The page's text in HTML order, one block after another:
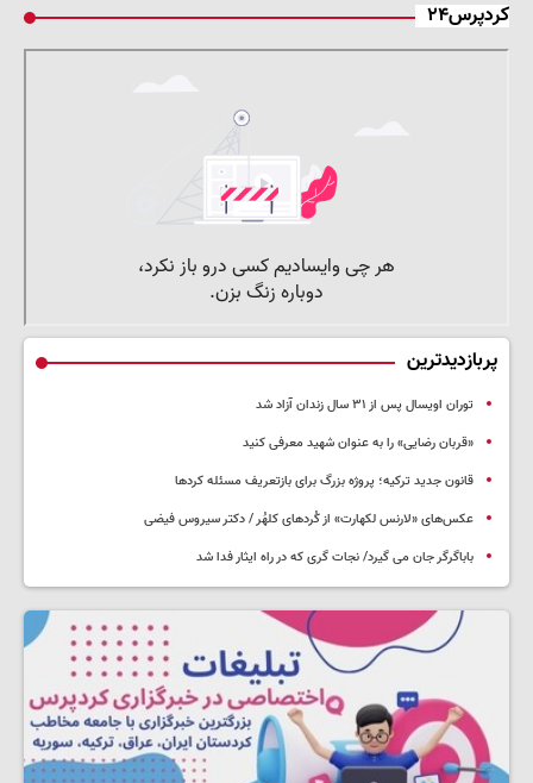
کردپرس۲۴
پربازدیدترین
توران اویسال پس از ۳۱ سال زندان آزاد شد
«قربان رضایی» را به عنوان شهید معرفی کنید
قانون جدید ترکیه؛ پروژه بزرگ‌ برای بازتعریف مسئله کردها
عکس‌های «لارنس لکهارت» از کُردهای کلهُر / دکتر سیروس فیضی
باباگرگر جان می گیرد/ نجات گری که در راه ایثار فدا شد